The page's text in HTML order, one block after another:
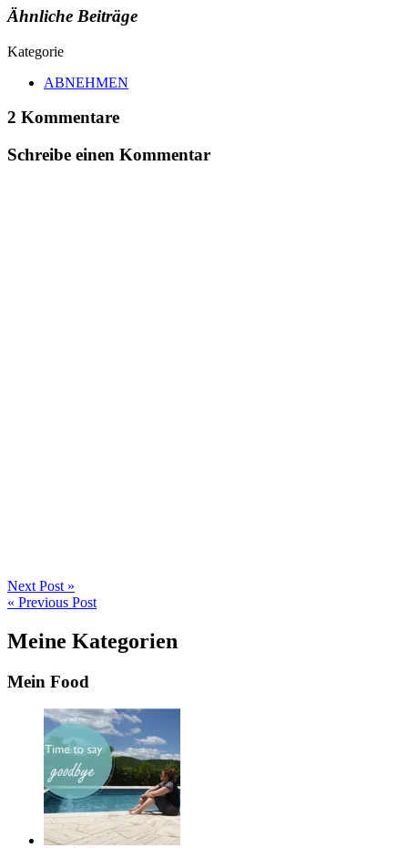
Ähnliche Beiträge
Kategorie
ABNEHMEN
2 Kommentare
Schreibe einen Kommentar
Next Post »
« Previous Post
Meine Kategorien
Mein Food